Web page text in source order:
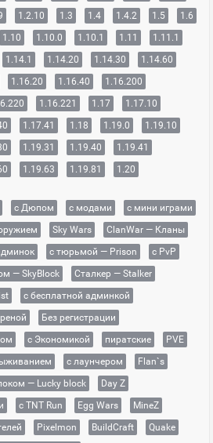
1.2.10 1.3 1.4 1.4.2 1.5
1.6
1.10 1.10.0 1.10.1 1.11
1.11.1
1.14.1 1.14.20 1.14.30
1.14.60
1.16.20 1.16.40
1.16.200
1.16.221 1.17
1.17.10
1.17.41 1.18 1.19.0
1.19.10
1.19.31 1.19.40
1.19.41
1.19.63 1.19.81 1.20
с Дюпом с модами
с мини играми
Sky Wars
ClanWar — Кланы
с тюрьмой — Prison
с PvP
— SkyBlock
Сталкер — Stalker
с бесплатной админкой
Без регистрации
с Экономикой пиратские
PVE
с лаунчером
Flan`s
— Lucky block
Day Z
с TNT Run Egg Wars
MineZ
Pixelmon BuildCraft
Quake